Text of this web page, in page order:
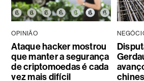
OPINIÃO
Ataque hacker mostrou
que manter a segurança
de criptomoedas é cada
vez mais difícil